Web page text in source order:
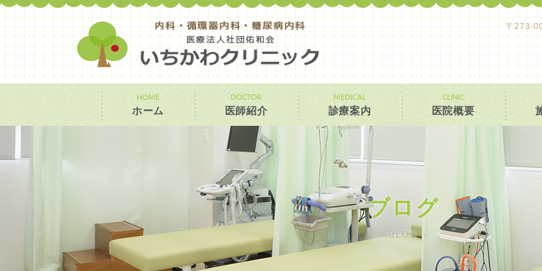
〒273-
HOME
ホーム
DOCTOR
医師紹介
MEDICAL
診療案内
CLINIC
医院概要
ブログ
BLOG